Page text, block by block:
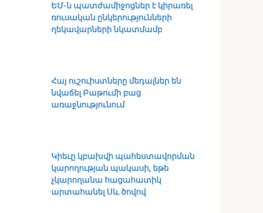
ԵՄ-ն պատժամիջոցներ է կիրառել
ռուսական ընկերությունների
ղեկավարների նկատմամբ
Հայ ուշուիստները մեդալներ են
նվաճել Բաթումի բաց
առաջնությունում
Կիեւը կբախվի պահեստավորման
կարողության պակասի, եթե
չկարողանա հացահատիկ
արտահանել Սև ծովով